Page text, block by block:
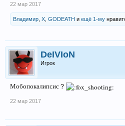
22 мар 2017
Владимир X GODEATH и ещё 1-му
DeIVIoN
Игрок
Мобопокалипсис？
22 мар 2017